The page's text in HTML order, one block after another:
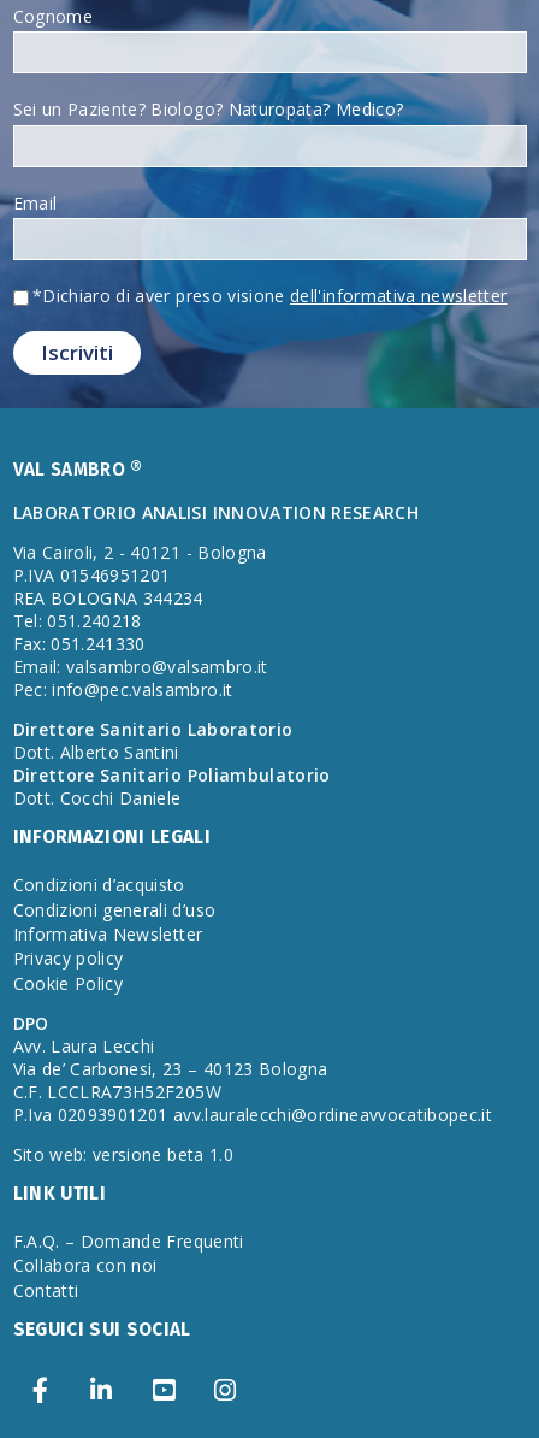
Cognome
Sei un Paziente? Biologo? Naturopata? Medico?
Email
*Dichiaro di aver preso visionedell'informativa newsletter
VAL SAMBRO ®
LABORATORIO ANALISI INNOVATION RESEARCH
Via Cairoli, 2 - 40121 - Bologna
P.IVA 01546951201
REA BOLOGNA 344234
Tel: 051.240218
Fax: 051.241330
Email: valsambro@valsambro.it
Pec:info@pec.valsambro.it
Direttore Sanitario Laboratorio
Dott. Alberto Santini
Direttore Sanitario Poliambulatorio
Dott. Cocchi Daniele
INFORMAZIONI LEGALI
Condizioni d’acquisto
Condizioni generali d’uso
Informativa Newsletter
Privacy policy
Cookie Policy
DPO
Avv. Laura Lecchi
Via de’ Carbonesi, 23 – 40123 Bologna
C.F. LCCLRA73H52F205W
P.Iva 02093901201 avv.lauralecchi@ordineavvocatibopec.it
Sito web: versione beta 1.0
LINK UTILI
F.A.Q. – Domande Frequenti
Collabora con noi
Contatti
SEGUICI SUI SOCIAL